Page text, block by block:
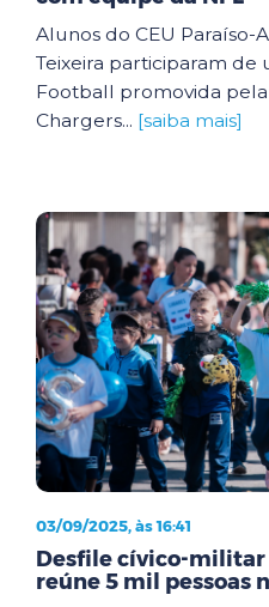
Alunos do CEU Paraíso-
Teixeira participaram de
Football promovida
Chargers... [saiba mais]
03/09/2025, às 16:41
Desfile cívico-militar
reúne 5 mil pessoas